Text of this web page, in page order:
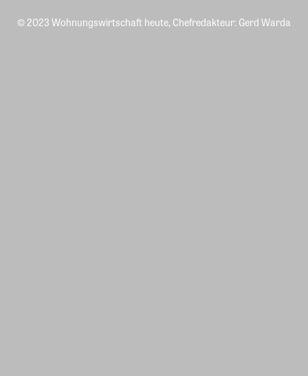
© 2023 Wohnungswirtschaft heute, Chefredakteur: Gerd Warda